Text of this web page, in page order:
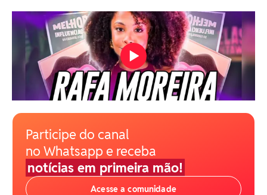
Participe do canal
no Whatsapp e receba
notícias em primeira mão!
Acesse a comunidade